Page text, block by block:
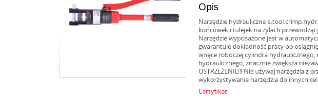
Opis
Narzędzie hydrauliczne
końcówek i tulejek na żyłach
Narzędzie wyposażone jest w
gwarantuje dokładność pracy po
wnęce roboczej cylindra hydraulicznego,
hydraulicznego, znacznie zwiększa
OSTRZEŻENIE!!! Nie używaj narzędzia z
wykorzystywanie narzędzia do innych
Certyfikat